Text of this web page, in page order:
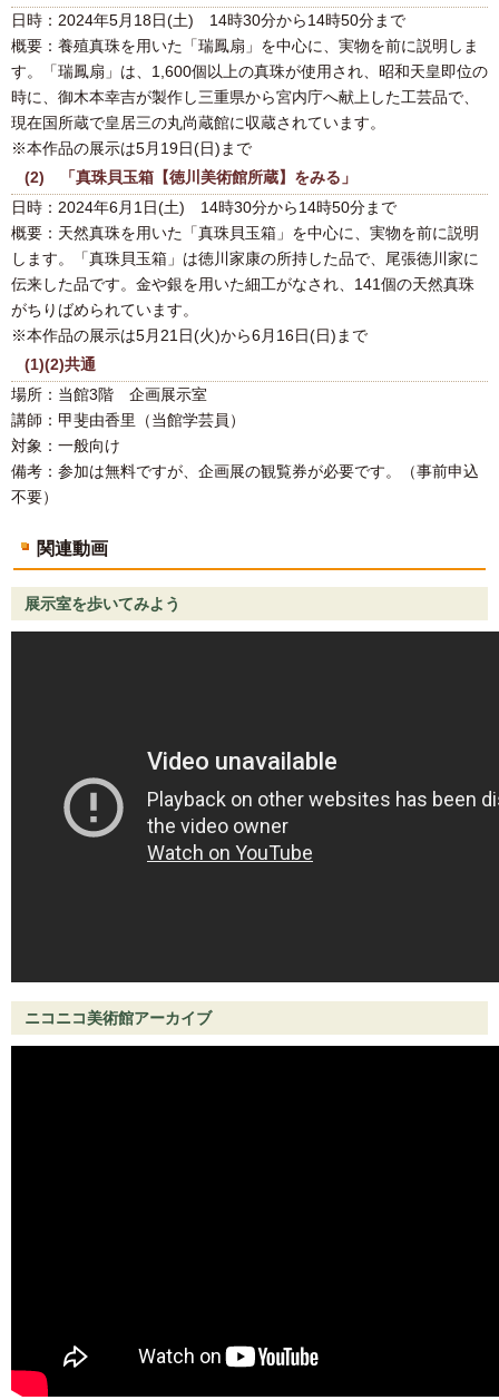
日時：2024年5月18日(土) 14時30分から14時50分まで
概要：養殖真珠を用いた「瑞鳳扇」を中心に、実物を前に説明しま
す。「瑞鳳扇」は、1,600個以上の真珠が使用され、昭和天皇即位の
時に、御木本幸吉が製作し三重県から宮内庁へ献上した工芸品で、
現在国所蔵で皇居三の丸尚蔵館に収蔵されています。
※本作品の展示は5月19日(日)まで
(2) 「真珠貝玉箱【徳川美術館所蔵】をみる」
日時：2024年6月1日(土) 14時30分から14時50分まで
概要：天然真珠を用いた「真珠貝玉箱」を中心に、実物を前に説明
します。「真珠貝玉箱」は徳川家康の所持した品で、尾張徳川家に
伝来した品です。金や銀を用いた細工がなされ、141個の天然真珠
がちりばめられています。
※本作品の展示は5月21日(火)から6月16日(日)まで
(1)(2)共通
場所：当館3階 企画展示室
講師：甲斐由香里（当館学芸員）
対象：一般向け
備考：参加は無料ですが、企画展の観覧券が必要です。（事前申込
不要）
関連動画
展示室を歩いてみよう
ニコニコ美術館アーカイブ